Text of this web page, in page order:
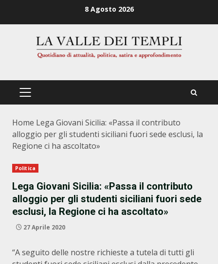
8 Agosto 2026
PRIMÄRES
Home Lega Giovani Sicilia: «Passa il contributo
alloggio per gli studenti siciliani fuori sede esclusi, la
Regione ci ha ascoltato»
Politica
Lega Giovani Sicilia: «Passa il contributo
alloggio per gli studenti siciliani fuori sede
esclusi, la Regione ci ha ascoltato»
27 Aprile 2020
“A seguito delle nostre richieste a tutela di tutti gli